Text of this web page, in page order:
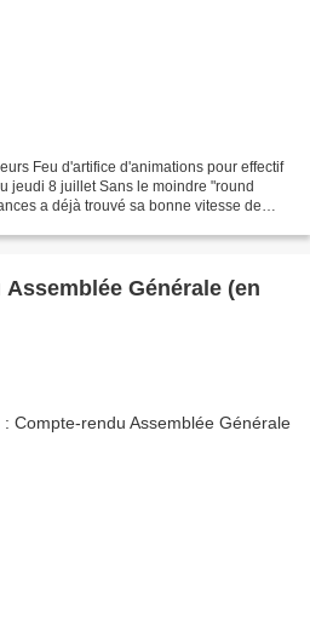
Feu d'artifice d'animations pour effectif
jeudi 8 juillet Sans le moindre "round
a déjà trouvé sa bonne vitesse de
Générale (en